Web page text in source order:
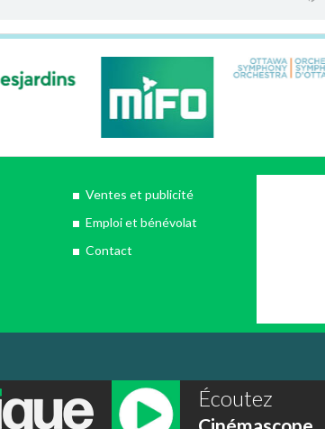
Ventes et publicité
Emploi et bénévolat
Contact
Écoutez